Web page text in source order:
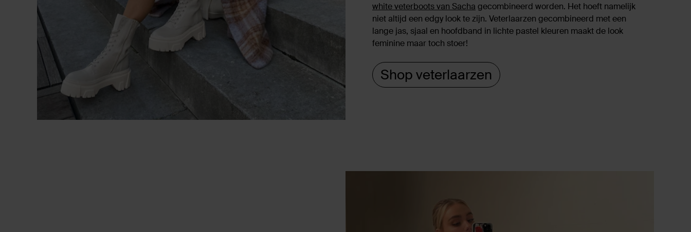
white veterboots van Sacha gecombineerd worden. Het hoeft namelijk
niet altijd een edgy look te zijn. Veterlaarzen gecombineerd met een
lange jas, sjaal en hoofdband in lichte pastel kleuren maakt de look
feminine maar toch stoer!
Shop veterlaarzen